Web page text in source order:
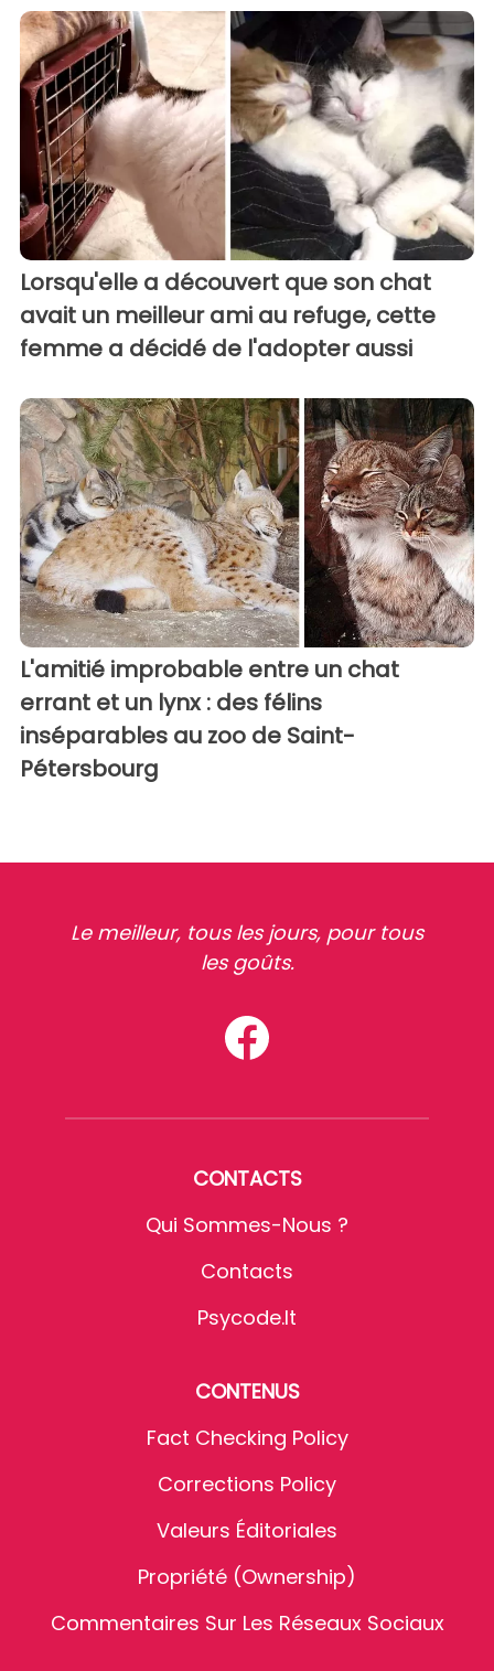
Lorsqu'elle a découvert que son chat
avait un meilleur ami au refuge, cette
femme a décidé de l'adopter aussi
L'amitié improbable entre un chat
errant et un lynx : des félins
inséparables au zoo de Saint-
Pétersbourg
Le meilleur, tous les jours, pour tous
les goûts.
CONTACTS
Qui Sommes-Nous ?
Contacts
Psycode.it
CONTENUS
Fact Checking Policy
Corrections Policy
Valeurs Éditoriales
Propriété (Ownership)
Commentaires Sur Les Réseaux Sociaux